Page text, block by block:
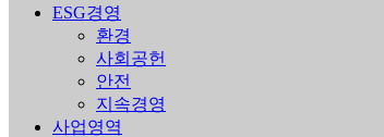
ESG경영
환경
사회공헌
안전
지속경영
사업영역